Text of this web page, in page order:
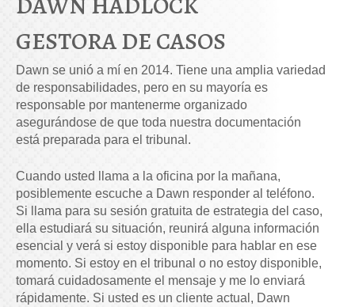
GESTORA DE CASOS
Dawn se unió a mí en 2014. Tiene una amplia variedad
de responsabilidades, pero en su mayoría es
responsable por mantenerme organizado
asegurándose de que toda nuestra documentación
está preparada para el tribunal.
Cuando usted llama a la oficina por la mañana,
posiblemente escuche a Dawn responder al teléfono.
Si llama para su sesión gratuita de estrategia del caso,
ella estudiará su situación, reunirá alguna información
esencial y verá si estoy disponible para hablar en ese
momento. Si estoy en el tribunal o no estoy disponible,
tomará cuidadosamente el mensaje y me lo enviará
rápidamente. Si usted es un cliente actual, Dawn